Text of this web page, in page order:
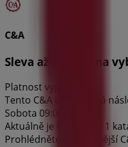
C&A
Sleva až do 70% na
Platnost vyprší dnes
Tento C&A obchod má
Sobota 09:00 - 20:00
Aktuálně je k dispozici 1
Prohlédněte si nejnovější